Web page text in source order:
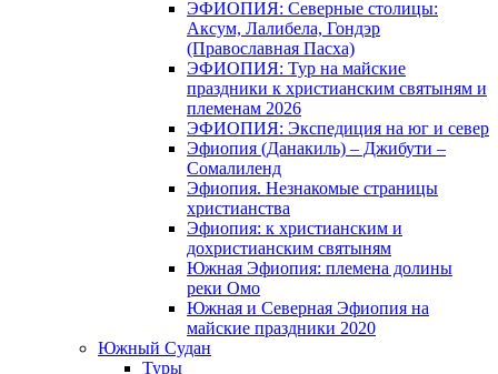
ЭФИОПИЯ: Северные столицы:
Аксум, Лалибела, Гондэр
(Православная Пасха)
ЭФИОПИЯ: Тур на майские
праздники к христианским святыням и
племенам 2026
ЭФИОПИЯ: Экспедиция на юг и север
Эфиопия (Данакиль) – Джибути –
Cомалиленд
Эфиопия. Незнакомые страницы
христианства
Эфиопия: к христианским и
дохристианским святыням
Южная Эфиопия: племена долины
реки Омо
Южная и Северная Эфиопия на
майские праздники 2020
Южный Судан
Туры